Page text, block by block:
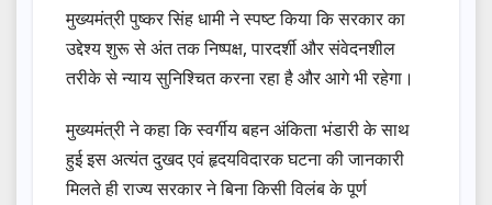
मुख्यमंत्री पुष्कर सिंह धामी ने स्पष्ट किया कि सरकार का
उद्देश्य शुरू से अंत तक निष्पक्ष, पारदर्शी और संवेदनशील
तरीके से न्याय सुनिश्चित करना रहा है और आगे भी रहेगा।
मुख्यमंत्री ने कहा कि स्वर्गीय बहन अंकिता भंडारी के साथ
हुई इस अत्यंत दुखद एवं हृदयविदारक घटना की जानकारी
मिलते ही राज्य सरकार ने बिना किसी विलंब के पूर्ण